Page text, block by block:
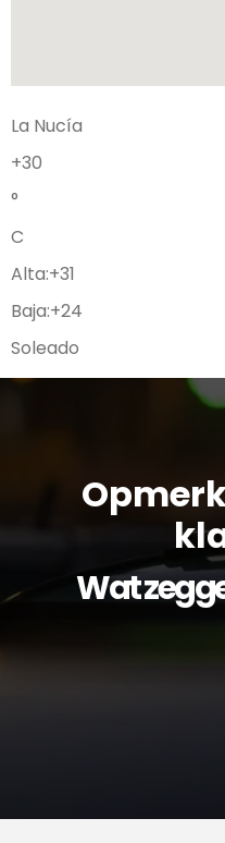
La Nucía
+30
°
C
Alta:+31
Baja:+24
Soleado
Wat